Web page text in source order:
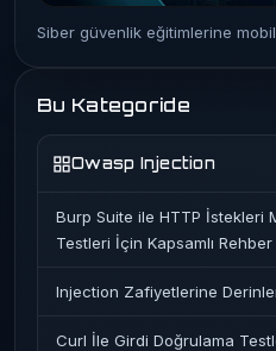
Siber güvenlik eğitimlerine
Bu Kategoride
Owasp Injection
Burp Suite ile HTTP İstekleri
Testleri İçin Kapsamlı Rehber
Injection Zafiyetlerine
Curl İle Girdi Doğrulama